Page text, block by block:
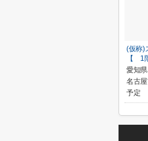
(仮称)
【 1
愛知
名古
予定